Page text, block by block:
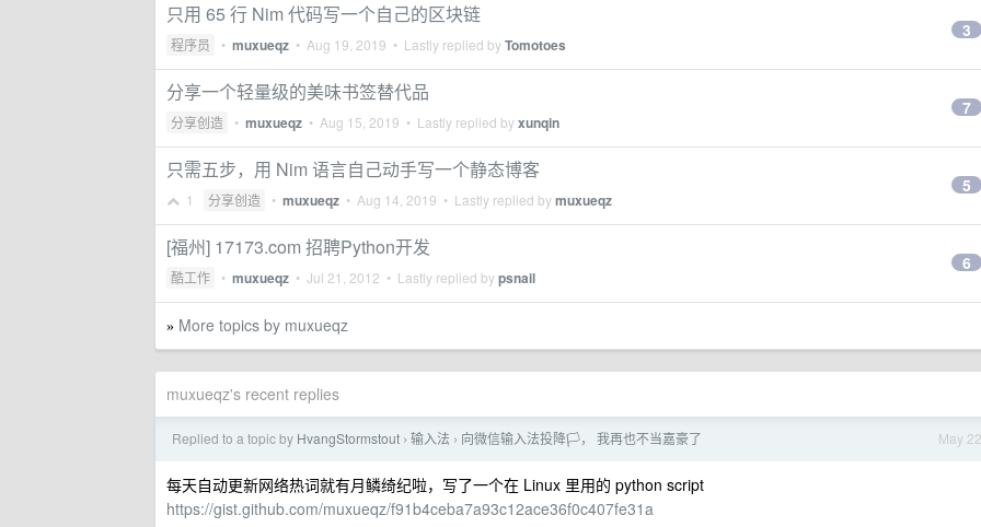
只用 65 行 Nim 代码写一个自己的区块链
程序员 • muxueqz • Aug 19, 2019 • Lastly replied byTomotoes
3
分享一个轻量级的美味书签替代品
分享创造 • muxueqz • Aug 15, 2019 • Lastly replied byxunqin
7
只需五步，用 Nim 语言自己动手写一个静态博客
1 分享创造 • muxueqz • Aug 14, 2019 • Lastly replied bymuxueqz
5
[福州] 17173.com 招聘Python开发
酷工作 • muxueqz • Jul 21, 2012 • Lastly replied bypsnail
6
» More topics by muxueqz
muxueqz's recent replies
May 22
Replied to a topic by HvangStormstout › 输入法 › 向微信输入法投降🏳️， 我再也不当嘉豪了
每天自动更新网络热词就有月鳞绮纪啦，写了一个在 Linux 里用的 python script
https://gist.github.com/muxueqz/f91b4ceba7a93c12ace36f0c407fe31a